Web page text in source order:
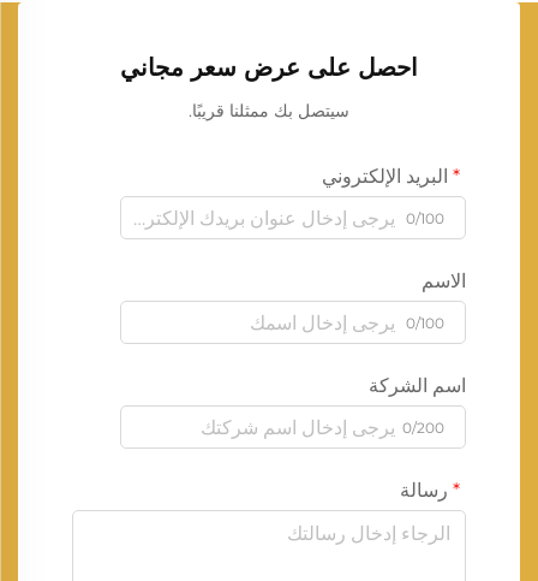
احصل على عرض سعر مجاني
سيتصل بك ممثلنا قريبًا.
البريد الإلكتروني
0/100
الاسم
0/100
اسم الشركة
0/200
رسالة